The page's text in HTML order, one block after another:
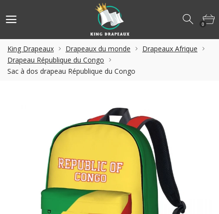
0
King Drapeaux Drapeaux du monde
Drapeaux Afrique
Drapeau République du Congo
Sac à dos drapeau République du Congo